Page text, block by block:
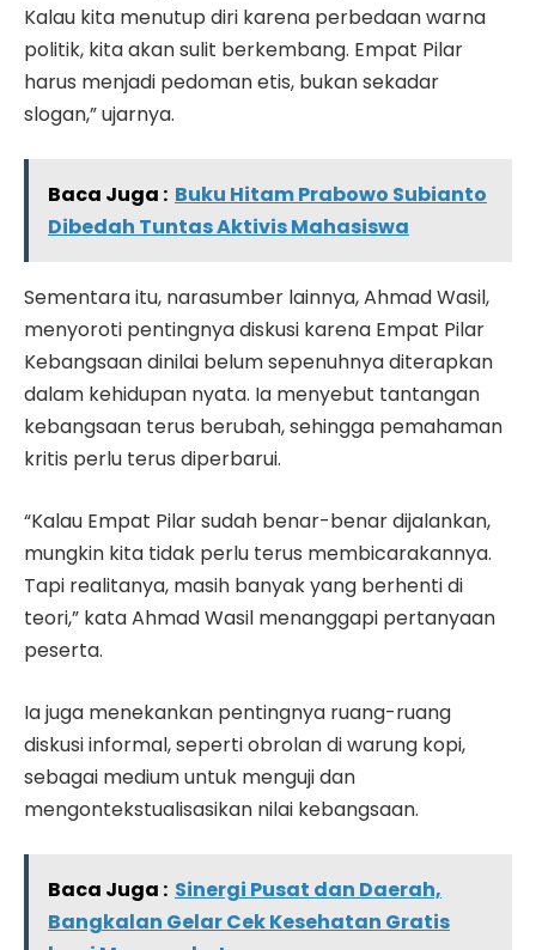
Kalau kita menutup diri karena perbedaan warna
politik, kita akan sulit berkembang. Empat Pilar
harus menjadi pedoman etis, bukan sekadar
slogan,” ujarnya.
Baca Juga : Buku Hitam Prabowo Subianto
Dibedah Tuntas Aktivis Mahasiswa
Sementara itu, narasumber lainnya, Ahmad Wasil,
menyoroti pentingnya diskusi karena Empat Pilar
Kebangsaan dinilai belum sepenuhnya diterapkan
dalam kehidupan nyata. Ia menyebut tantangan
kebangsaan terus berubah, sehingga pemahaman
kritis perlu terus diperbarui.
“Kalau Empat Pilar sudah benar-benar dijalankan,
mungkin kita tidak perlu terus membicarakannya.
Tapi realitanya, masih banyak yang berhenti di
teori,” kata Ahmad Wasil menanggapi pertanyaan
peserta.
Ia juga menekankan pentingnya ruang-ruang
diskusi informal, seperti obrolan di warung kopi,
sebagai medium untuk menguji dan
mengontekstualisasikan nilai kebangsaan.
Baca Juga : Sinergi Pusat dan Daerah,
Bangkalan Gelar Cek Kesehatan Gratis